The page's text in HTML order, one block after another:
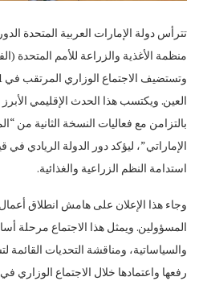
تترأس دولة الإمارات العربية المتحدة
منظمة الأغذية والزراعة للأمم المتحدة
العين. ويكتسب هذا الحدث الإقليمي الأبرز
بالتزامن مع فعاليات النسخة الثانية من
الإماراتي”، ليؤكد دور الدولة الريادي في
استدامة النظم الزراعية والغذائية.
وجاء هذا الإعلان على هامش انطلاق أعمال
المسؤولين. ويمثل هذا الاجتماع مرحلة
والسياساتية، ومناقشة التحديات القائمة
رفعها واعتمادها خلال الاجتماع الوزاري